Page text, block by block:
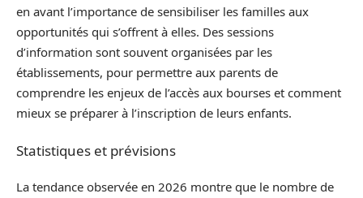
en avant l’importance de sensibiliser les familles aux
opportunités qui s’offrent à elles. Des sessions
d’information sont souvent organisées par les
établissements, pour permettre aux parents de
comprendre les enjeux de l’accès aux bourses et comment
mieux se préparer à l’inscription de leurs enfants.
Statistiques et prévisions
La tendance observée en 2026 montre que le nombre de